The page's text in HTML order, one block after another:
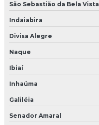
São Sebastião da Bela Vista
Indaiabira
Divisa Alegre
Naque
Ibiaí
Inhaúma
Galiléia
Senador Amaral